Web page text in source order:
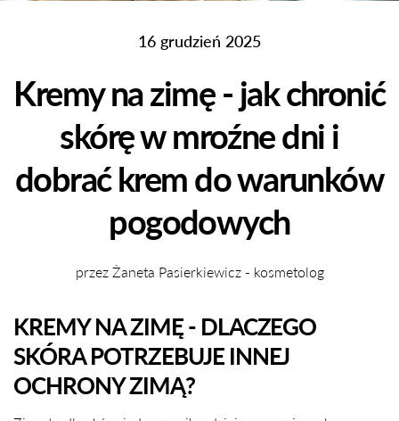
16 grudzień 2025
Kremy na zimę - jak chronić
skórę w mroźne dni i
dobrać krem do warunków
pogodowych
przez Żaneta Pasierkiewicz - kosmetolog
KREMY NA ZIMĘ - DLACZEGO
SKÓRA POTRZEBUJE INNEJ
OCHRONY ZIMĄ?